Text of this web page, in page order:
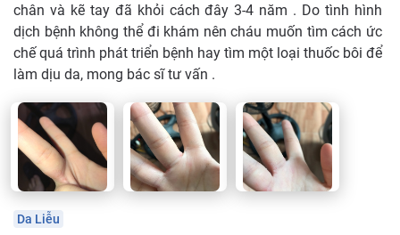
chân và kẽ tay đã khỏi cách đây 3-4 năm . Do tình hình
dịch bệnh không thể đi khám nên cháu muốn tìm cách ức
chế quá trình phát triển bệnh hay tìm một loại thuốc bôi để
làm dịu da, mong bác sĩ tư vấn .
Da Liễu